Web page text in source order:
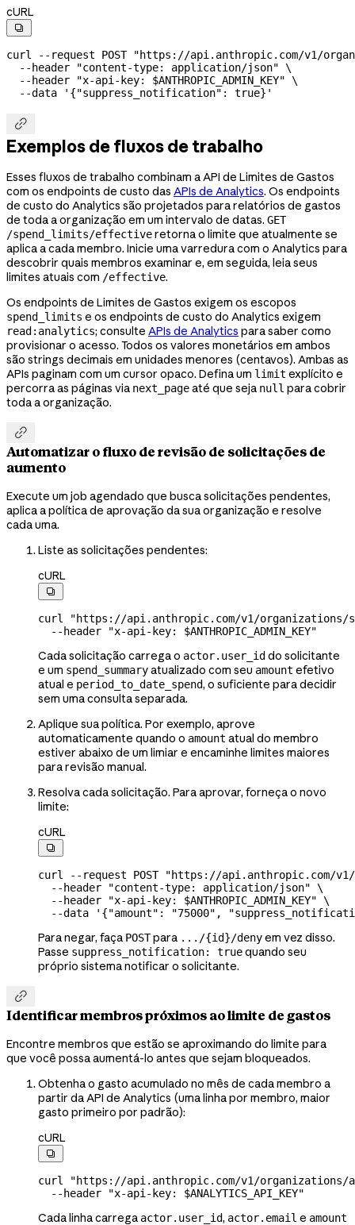
cURL

curl --request POST "https://api.anthropic.com/v1/
  --header
"content-type: application/json" \
  --header
"x-api-key: $ANTHROPIC_ADMIN_KEY" \
  --data
'{"suppress_notification": true}'

Exemplos de fluxos de trabalho
Esses fluxos de trabalho combinam a API de Limites de Gastos
com os endpoints de custo das APIs de Analytics. Os endpoints
de custo do Analytics são projetados para relatórios de gastos
de toda a organização em um intervalo de datas. GET
/spend_limits/effectiveretorna o limite que atualmente se
aplica a cada membro. Inicie uma varredura com o Analytics para
descobrir quais membros examinar e, em seguida, leia seus
limites atuais com /effective.
Os endpoints de Limites de Gastos exigem os escopos
spend_limits e os endpoints de custo do Analytics exigem
read:analytics; consulte APIs de Analytics para saber como
provisionar o acesso. Todos os valores monetários em ambos
são strings decimais em unidades menores (centavos). Ambas as
APIs paginam com um cursor opaco. Defina um limit explícito e
percorra as páginas via next_pageaté que seja null para cobrir
toda a organização.

Automatizar o fluxo de revisão de solicitações de
aumento
Execute um job agendado que busca solicitações pendentes,
aplica a política de aprovação da sua organização e resolve
cada uma.
Liste as solicitações pendentes:
cURL

curl
"https://api.anthropic.com/v1/organizations/
  --header
"x-api-key: $ANTHROPIC_ADMIN_KEY"
Cada solicitação carrega o actor.user_id do solicitante
e um spend_summaryatualizado com seu amount efetivo
atual e period_to_date_spend, o suficiente para decidir
sem uma consulta separada.
Aplique sua política. Por exemplo, aprove
automaticamente quando o amount atual do membro
estiver abaixo de um limiar e encaminhe limites maiores
para revisão manual.
Resolva cada solicitação. Para aprovar, forneça o novo
limite:
cURL

curl --request POST "https://api.anthropic.com/v1/
  --header
"content-type: application/json" \
  --header
"x-api-key: $ANTHROPIC_ADMIN_KEY" \
  --data
'{"amount": "75000",
Para negar, faça POSTpara .../{id}/denyem vez disso.
Passe suppress_notification: truequando seu
próprio sistema notificar o solicitante.

Identificar membros próximos ao limite de gastos
Encontre membros que estão se aproximando do limite para
que você possa aumentá-lo antes que sejam bloqueados.
Obtenha o gasto acumulado no mês de cada membro a
partir da API de Analytics (uma linha por membro, maior
gasto primeiro por padrão):
cURL

curl
"https://api.anthropic.com/v1/organizations/
  --header
"x-api-key: $ANALYTICS_API_KEY"
Cada linha carrega actor.user_id, actor.email e amount